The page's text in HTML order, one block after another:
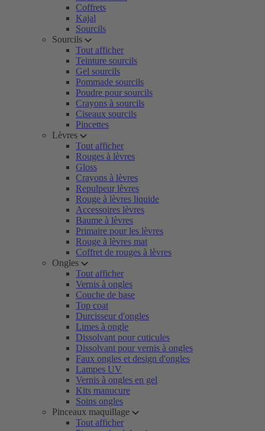
Coffrets
Kajal
Sourcils
Sourcils
Tout afficher
Teinture sourcils
Gel sourcils
Pommade sourcils
Poudre pour sourcils
Crayons à sourcils
Ciseaux sourcils
Pincettes
Lèvres
Tout afficher
Rouges à lèvres
Gloss
Crayons à lèvres
Repulpeur lèvres
Rouge à lèvres liquide
Accessoires lèvres
Baume à lèvres
Primaire pour les lèvres
Rouge à lèvres mat
Coffret de rouges à lèvres
Ongles
Tout afficher
Vernis à ongles
Couche de base
Top coat
Durcisseur d'ongles
Limes à ongle
Dissolvant pour cuticules
Dissolvant pour vernis à ongles
Faux ongles et design d'ongles
Lampes UV
Vernis à ongles en gel
Kits manucure
Soins ongles
Pinceaux maquillage
Tout afficher